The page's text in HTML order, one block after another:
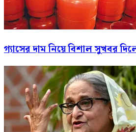
গ্যাসের দাম নিয়ে বিশাল সুখবর